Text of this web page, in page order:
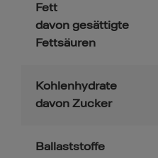
Fett
davon gesättigte
Fettsäuren
Kohlenhydrate
davon Zucker
Ballaststoffe